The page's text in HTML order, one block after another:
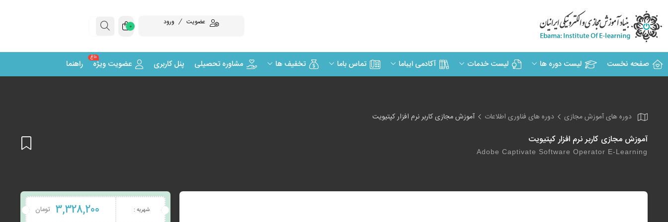
عضویت ورود 0
صفحه نخست لیست دوره ها لیست خدمات آکادمی ایباما تماس باما تخفیف ها مشاوره تحصیلی پنل کاربری عضویت ویژه
داغ
راهنما
دوره های آموزش مجازی دوره های فناوری اطلاعات آموزش مجازی کاربر نرم افزار کپتیویت
آموزش مجازی کاربر نرم افزار کپتیویت
Adobe Captivate Software Operator E-Learning
شهریه : 3,328,200 تومان